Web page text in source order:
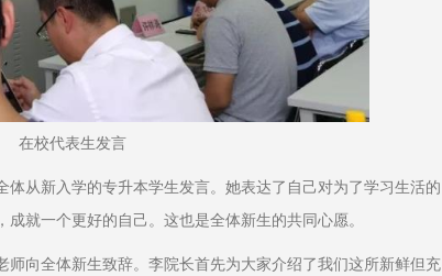
在校代表生发言
体从新入学的专升本学生发言。她表达了自己对为了学习生活的
就一个更好的自己。这也是全体新生的共同心愿。
师向全体新生致辞。李院长首先为大家介绍了我们这所新鲜但充